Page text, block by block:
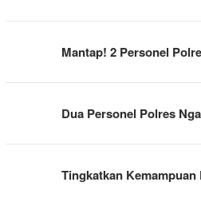
Mantap! 2 Personel
Dua Personel Polres
Tingkatkan